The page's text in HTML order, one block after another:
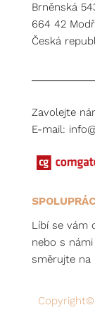
Brněnská
664 42
Česká
Zavolejte
E-mail:
Líbí se vám
nebo s
směrujte na
Copyright©